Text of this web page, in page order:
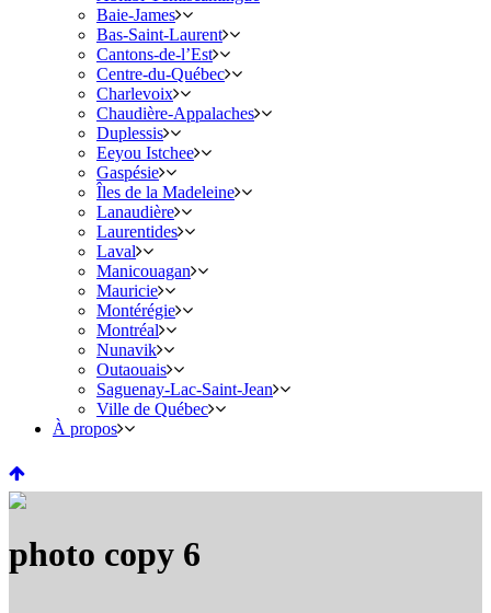
Baie-James
Bas-Saint-Laurent
Cantons-de-l’Est
Centre-du-Québec
Charlevoix
Chaudière-Appalaches
Duplessis
Eeyou Istchee
Gaspésie
Îles de la Madeleine
Lanaudière
Laurentides
Laval
Manicouagan
Mauricie
Montérégie
Montréal
Nunavik
Outaouais
Saguenay-Lac-Saint-Jean
Ville de Québec
À propos
photo copy 6